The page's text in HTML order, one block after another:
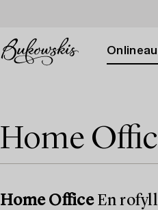
Home
Home OfficeEn